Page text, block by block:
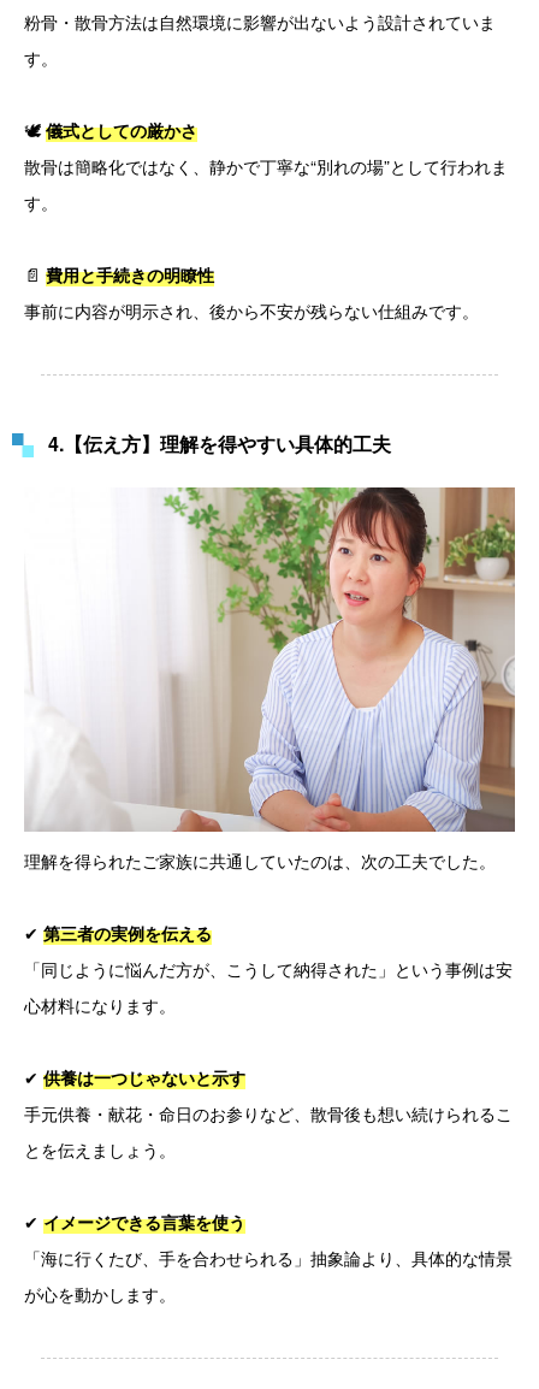
粉骨・散骨方法は自然環境に影響が出ないよう設計されていま
す。
🕊 儀式としての厳かさ
散骨は簡略化ではなく、静かで丁寧な“別れの場”として行われま
す。
📄 費用と手続きの明瞭性
事前に内容が明示され、後から不安が残らない仕組みです。
4.【伝え方】理解を得やすい具体的工夫
理解を得られたご家族に共通していたのは、次の工夫でした。
✔ 第三者の実例を伝える
「同じように悩んだ方が、こうして納得された」という事例は安
心材料になります。
✔ 供養は一つじゃないと示す
手元供養・献花・命日のお参りなど、散骨後も想い続けられるこ
とを伝えましょう。
✔ イメージできる言葉を使う
「海に行くたび、手を合わせられる」抽象論より、具体的な情景
が心を動かします。